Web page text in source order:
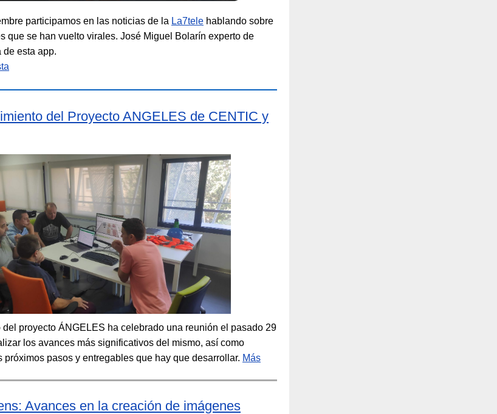
participamos en las noticias de la La7tele hablando sobre
que se han vuelto virales. José Miguel Bolarín experto de
esta app.
del Proyecto ANGELES de CENTIC y
proyecto ÁNGELES ha celebrado una reunión el pasado 29
los avances más significativos del mismo, así como
próximos pasos y entregables que hay que desarrollar. Más
Avances en la creación de imágenes